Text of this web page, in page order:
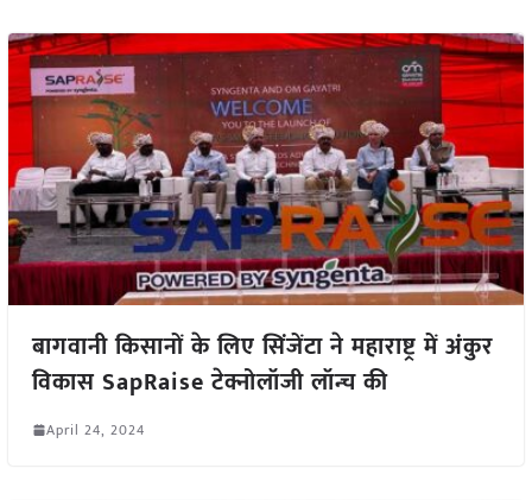
बागवानी किसानों के लिए सिंजेंटा ने महाराष्ट्र में अंकुर
विकास SapRaise टेक्नोलॉजी लॉन्च की
April 24, 2024